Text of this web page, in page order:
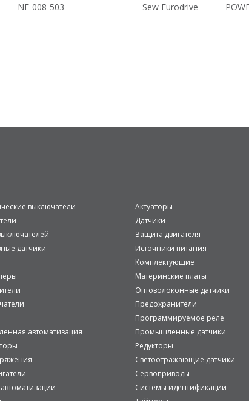
NF-008-503 Sew Eurodrive
выключатели Актуаторы
Датчики
Защита двигателя
датчики Источники питания
Комплектующие
Материнские платы
Оптоволоконные датчики
Предохранители
Программируемое реле
автоматизация Промышленные датчики
Редукторы
Светоотражающие датчики
Сервоприводы
Системы идентификации